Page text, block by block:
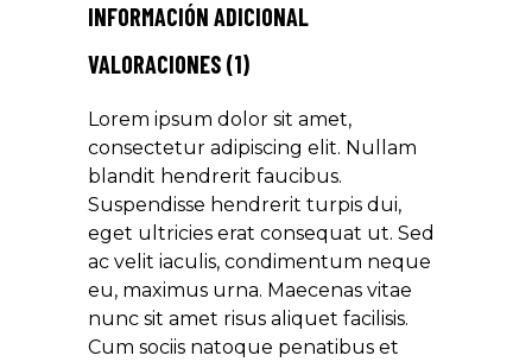
INFORMACIÓN ADICIONAL
VALORACIONES (1)
Lorem ipsum dolor sit amet,
consectetur adipiscing elit. Nullam
blandit hendrerit faucibus.
Suspendisse hendrerit turpis dui,
eget ultricies erat consequat ut. Sed
ac velit iaculis, condimentum neque
eu, maximus urna. Maecenas vitae
nunc sit amet risus aliquet facilisis.
Cum sociis natoque penatibus et